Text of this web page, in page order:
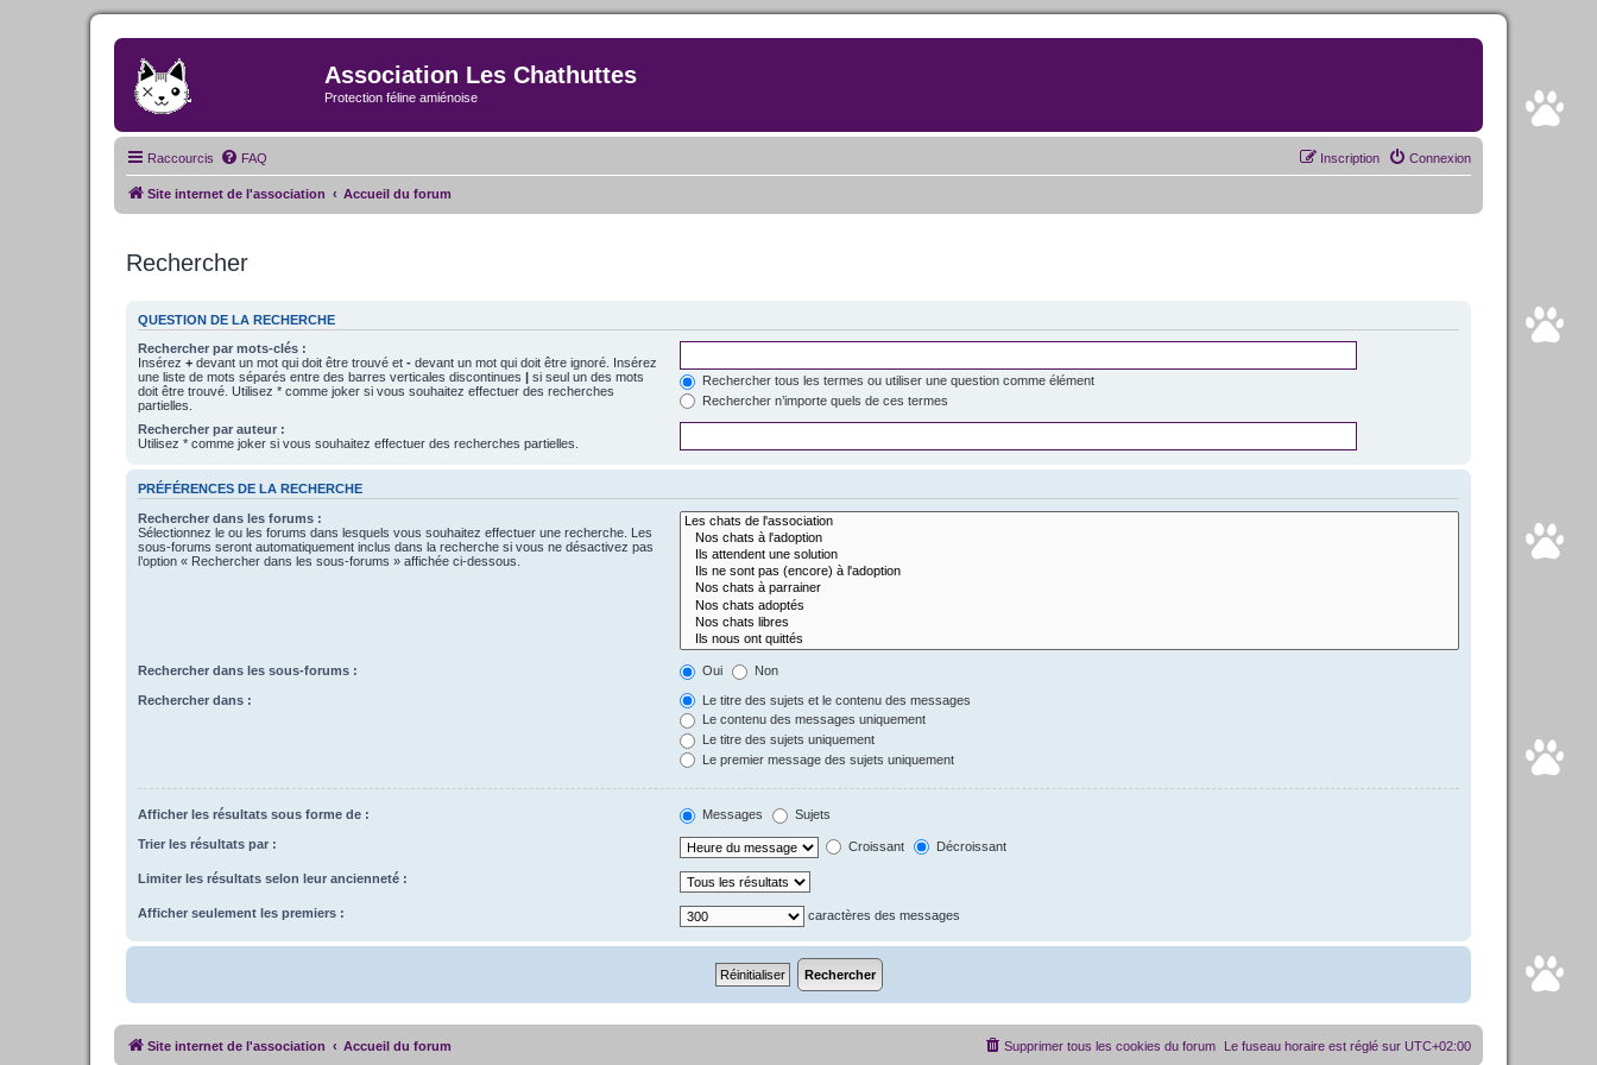
Association Les Chathuttes
Protection féline amiénoise
Raccourcis FAQ Connexion
Inscription
Site internet de l'association Accueil du forum
Rechercher
QUESTION DE LA RECHERCHE
Rechercher par mots-clés :
Insérez + devant un mot qui doit être trouvé et - devant un mot qui doit être ignoré. Insérez
une liste de mots séparés entre des barres verticales discontinues | si seul un des mots
doit être trouvé. Utilisez * comme joker si vous souhaitez effectuer des recherches
partielles.
Rechercher tous les termes ou utiliser une question comme élément
Rechercher n’importe quels de ces termes
Rechercher par auteur :
Utilisez * comme joker si vous souhaitez effectuer des recherches partielles.
PRÉFÉRENCES DE LA RECHERCHE
Rechercher dans les forums :
Sélectionnez le ou les forums dans lesquels vous souhaitez effectuer une recherche. Les
sous-forums seront automatiquement inclus dans la recherche si vous ne désactivez pas
l’option « Rechercher dans les sous-forums » affichée ci-dessous.
Rechercher dans les sous-forums : Oui Non
Rechercher dans :
Le titre des sujets et le contenu des messages
Le contenu des messages uniquement
Le titre des sujets uniquement
Le premier message des sujets uniquement
Afficher les résultats sous forme de : Messages Sujets
Trier les résultats par : Croissant Décroissant
Limiter les résultats selon leur ancienneté :
Afficher seulement les premiers : caractères des messages
Site internet de l'association Accueil du forum Le fuseau horaire est réglé sur UTC+02:00
Supprimer tous les cookies du forum